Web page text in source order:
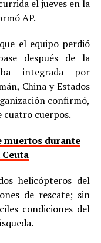
el jueves en la
AP.
el equipo perdió
después de la
integrada por
China y Estados
confirmó,
cuatro cuerpos.
muertos durante
helicópteros del
de rescate; sin
condiciones del